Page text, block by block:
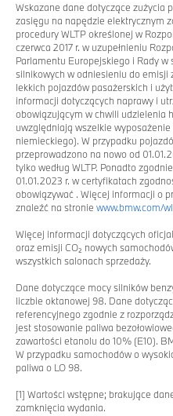
Wskazane dane dotyczące zużycia
zasięgu na napędzie elektrycznym
procedury WLTP określonej w
czerwca 2017 r. w uzupełnieniu
Parlamentu Europejskiego i Rady
silnikowych w odniesieniu do emisji
lekkich pojazdów pasażerskich i
informacji dotyczących naprawy i
obowiązującym w chwili udzielenia
uwzględniają wszelkie
niemieckiego). W przypadku
przeprowadzono na nowo od
tylko według WLTP. Ponadto
01.01.2023 r. w certyfikatach
obowiązywać . Więcej informacji o
znaleźć na stronie www.bmw.com/
Więcej informacji dotyczących
oraz emisji CO₂ nowych
wszystkich salonach sprzedaży.
Dane dotyczące mocy silników
liczbie oktanowej 98. Dane
referencyjnego zgodnie z
jest stosowanie paliwa
zawartości etanolu do 10% (E10).
W przypadku samochodów o
paliwa o LO 98.
[1] Wartości wstępne; brakujące
zamknięcia wydania.